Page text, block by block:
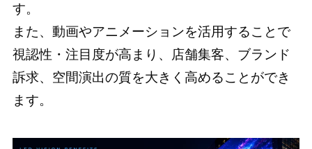
す。
また、動画やアニメーションを活用することで
視認性・注目度が高まり、店舗集客、ブランド
訴求、空間演出の質を大きく高めることができ
ます。